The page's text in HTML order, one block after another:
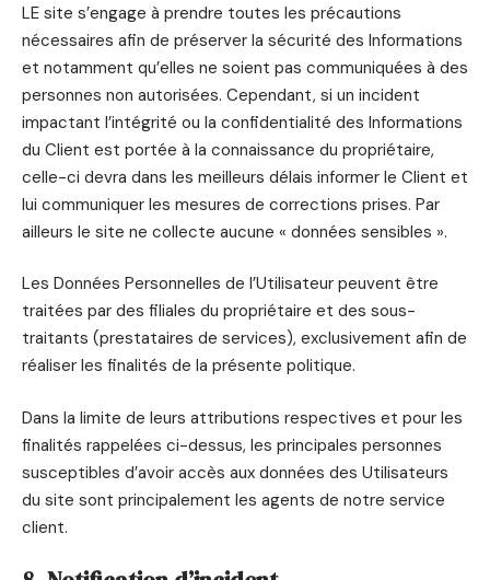
LE site s’engage à prendre toutes les précautions
nécessaires afin de préserver la sécurité des Informations
et notamment qu’elles ne soient pas communiquées à des
personnes non autorisées. Cependant, si un incident
impactant l’intégrité ou la confidentialité des Informations
du Client est portée à la connaissance du propriétaire,
celle-ci devra dans les meilleurs délais informer le Client et
lui communiquer les mesures de corrections prises. Par
ailleurs le site ne collecte aucune « données sensibles ».
Les Données Personnelles de l’Utilisateur peuvent être
traitées par des filiales du propriétaire et des sous-
traitants (prestataires de services), exclusivement afin de
réaliser les finalités de la présente politique.
Dans la limite de leurs attributions respectives et pour les
finalités rappelées ci-dessus, les principales personnes
susceptibles d’avoir accès aux données des Utilisateurs
du site sont principalement les agents de notre service
client.